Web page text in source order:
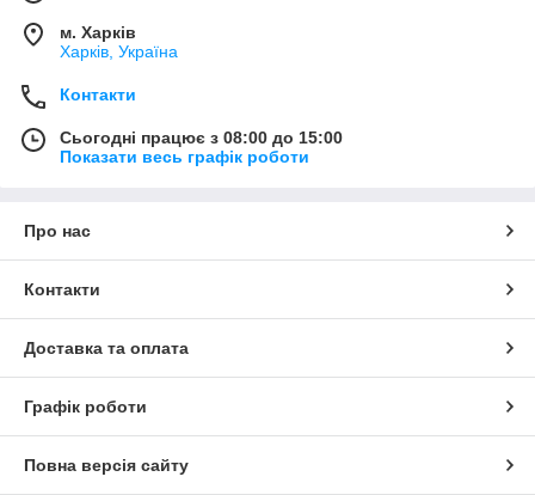
м. Харків
Харків, Україна
Контакти
Сьогодні працює з 08:00 до 15:00
Показати весь графік роботи
Про нас
Контакти
Доставка та оплата
Графік роботи
Повна версія сайту